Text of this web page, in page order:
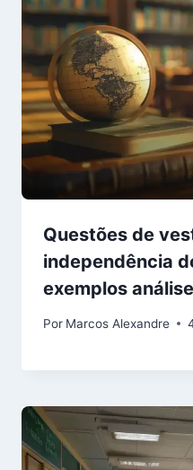
Questões de
independência
exemplos análise
Por Marcos Alexandre